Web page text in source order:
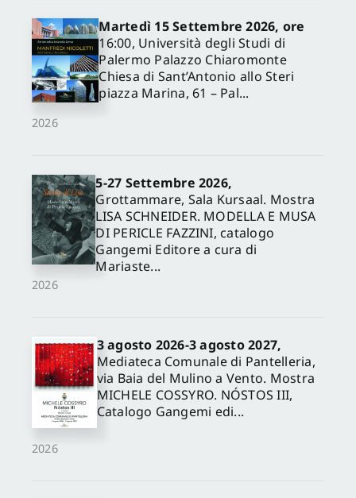
2026
Martedì 15 Settembre 2026, ore
16:00, Università degli Studi di
Palermo Palazzo Chiaromonte
Chiesa di Sant’Antonio allo Steri
piazza Marina, 61 – Pal...
2026
5-27 Settembre 2026,
Grottammare, Sala Kursaal. Mostra
LISA SCHNEIDER. MODELLA E MUSA
DI PERICLE FAZZINI, catalogo
Gangemi Editore a cura di
Mariaste...
2026
3 agosto 2026-3 agosto 2027,
Mediateca Comunale di Pantelleria,
via Baia del Mulino a Vento. Mostra
MICHELE COSSYRO. NÓSTOS III,
Catalogo Gangemi edi...